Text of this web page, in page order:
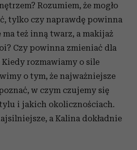
Rozumiem, że mogło
tylko czy naprawdę powinna
też inną twarz, a makijaż
Czy powinna zmieniać dla
rozmawiamy o sile
o tym, że najważniejsze
w czym czujemy się
i jakich okolicznościach.
a Kalina dokładnie